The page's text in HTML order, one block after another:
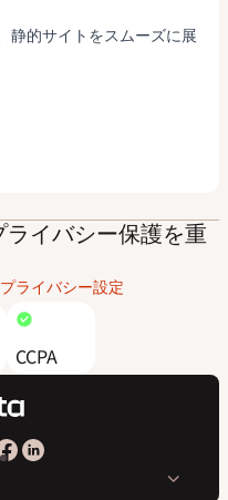
静的サイトをスムーズに展
イバシー保護を重
プライバシー設定
CCPA
KinstaKinsta